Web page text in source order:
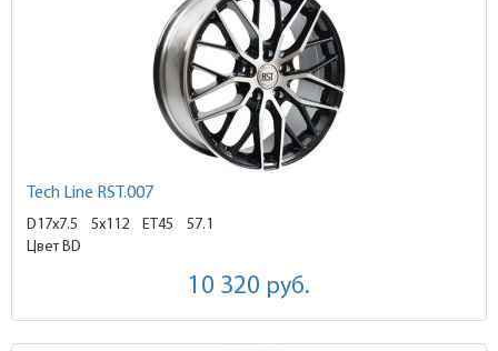
Tech Line RST.007
D17x7.5 5x112 ET45
57.1
Цвет BD
10 320 руб.